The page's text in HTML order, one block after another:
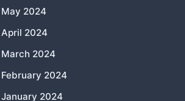
May 2024
April 2024
March 2024
February 2024
January 2024